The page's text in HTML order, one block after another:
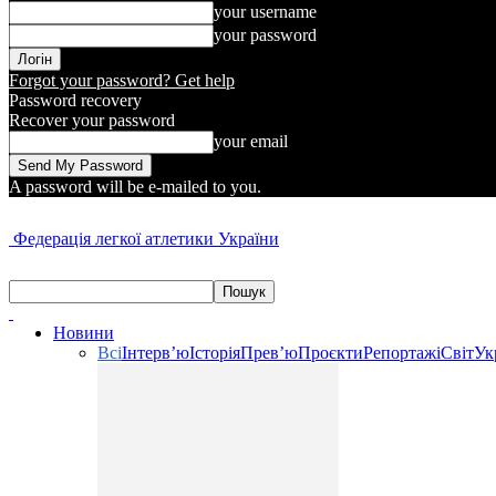
your username
your password
Forgot your password? Get help
Password recovery
Recover your password
your email
A password will be e-mailed to you.
Федерація легкої атлетики України
Новини
ВсіІнтерв’юІсторіяПрев’юПроєктиРепортажіСвіт